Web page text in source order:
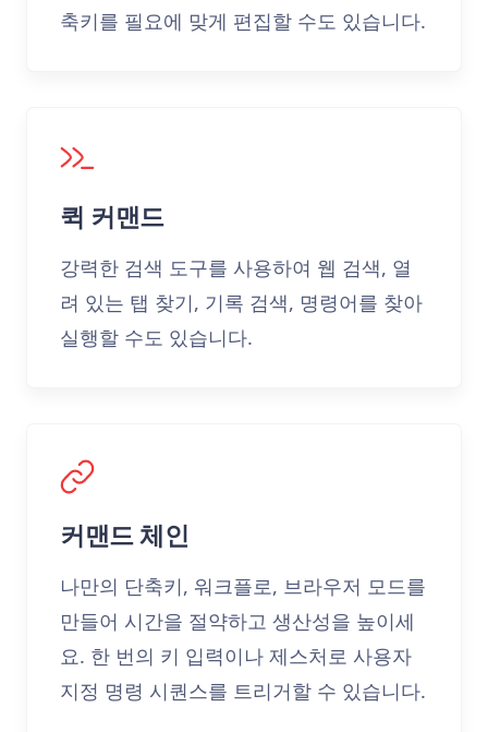
축키를 필요에 맞게 편집할 수도 있습니다.
퀵 커맨드
강력한 검색 도구를 사용하여 웹 검색, 열
려 있는 탭 찾기, 기록 검색, 명령어를 찾아
실행할 수도 있습니다.
커맨드 체인
나만의 단축키, 워크플로, 브라우저 모드를
만들어 시간을 절약하고 생산성을 높이세
요. 한 번의 키 입력이나 제스처로 사용자
지정 명령 시퀀스를 트리거할 수 있습니다.